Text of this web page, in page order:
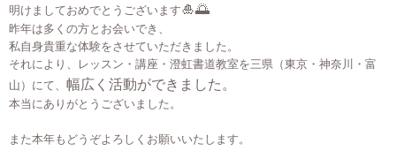
明けましておめでとうございます🎍🌅
昨年は多くの方とお会いでき、
私自身貴重な体験をさせていただきました。
それにより、レッスン・講座・澄虹書道教室を三県（東京・神奈川・富
山）にて、 幅広く活動ができました。
本当にありがとうございました。
また本年もどうぞよろしくお願いいたします。